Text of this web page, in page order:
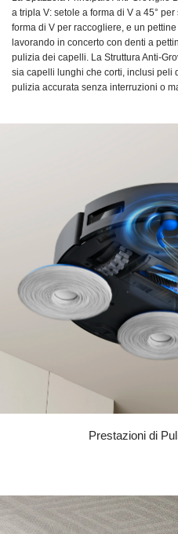
a tripla V: setole a forma di V a 45°
forma di V per raccogliere, e un
lavorando in concerto con denti a
pulizia dei capelli. La Struttura Anti-
sia capelli lunghi che corti, inclusi peli
pulizia accurata senza interruzioni o
Prestazioni di